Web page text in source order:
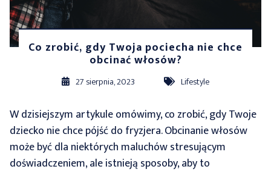
Co zrobić, gdy Twoja pociecha nie chce
obcinać włosów?
27 sierpnia, 2023 Lifestyle
W dzisiejszym artykule omówimy, co zrobić, gdy Twoje
dziecko nie chce pójść do fryzjera. Obcinanie włosów
może być dla niektórych maluchów stresującym
doświadczeniem, ale istnieją sposoby, aby to